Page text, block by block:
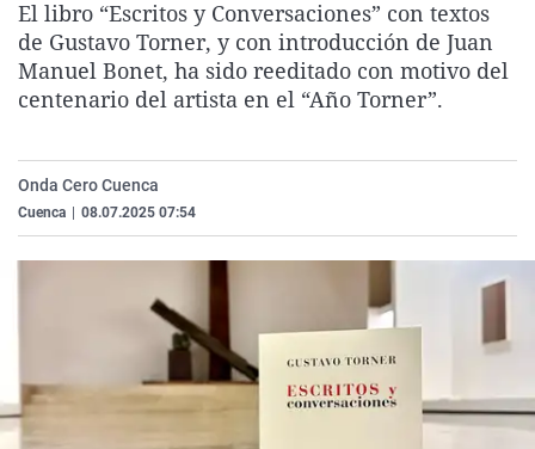
La rosa de los vientos
Gente viajera
Como el perro y el
Caso
Retornados
Equipo de
Extremadura
Galicia
La Rioja
Virales
Televisión
Elecciones
El libro “Escritos y Conversaciones” con textos
de Gustavo Torner, y con introducción de Juan
Manuel Bonet, ha sido reeditado con motivo del
centenario del artista en el “Año Torner”.
Onda Cero Cuenca
Cuenca 08.07.2025 07:54